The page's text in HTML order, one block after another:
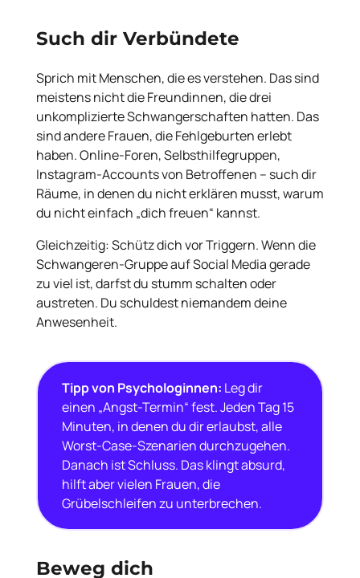
Such dir Verbündete
Sprich mit Menschen, die es verstehen. Das sind
meistens nicht die Freundinnen, die drei
unkomplizierte Schwangerschaften hatten. Das
sind andere Frauen, die Fehlgeburten erlebt
haben. Online-Foren, Selbsthilfegruppen,
Instagram-Accounts von Betroffenen – such dir
Räume, in denen du nicht erklären musst, warum
du nicht einfach „dich freuen“ kannst.
Gleichzeitig: Schütz dich vor Triggern. Wenn die
Schwangeren-Gruppe auf Social Media gerade
zu viel ist, darfst du stumm schalten oder
austreten. Du schuldest niemandem deine
Anwesenheit.
Tipp von Psychologinnen: Leg dir
einen „Angst-Termin“ fest. Jeden Tag 15
Minuten, in denen du dir erlaubst, alle
Worst-Case-Szenarien durchzugehen.
Danach ist Schluss. Das klingt absurd,
hilft aber vielen Frauen, die
Grübelschleifen zu unterbrechen.
Beweg dich